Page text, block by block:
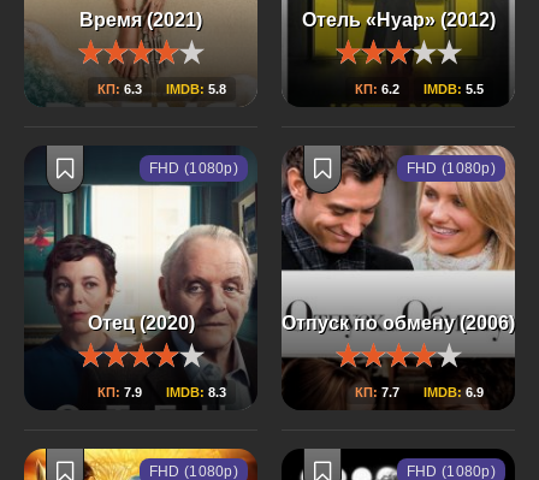
Время (2021)
КП: 6.3 IMDB: 5.8
Отель «Нуар» (2012)
КП: 6.2 IMDB: 5.5
Отец (2020)
КП: 7.9 IMDB: 8.3
FHD (1080p)
Отпуск по обмену (2006)
КП: 7.7 IMDB:6.9
FHD (1080p)
FHD (1080p) FHD (1080p)